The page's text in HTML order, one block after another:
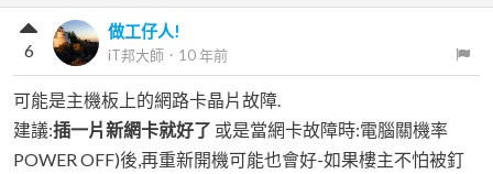
做工仔人!
iT邦大師 ． 10 年前
6
可能是主機板上的網路卡晶片故障.
建議:插一片新網卡就好了 或是當網卡故障時:電腦關機率
POWER OFF)後,再重新開機可能也會好-如果樓主不怕被釘